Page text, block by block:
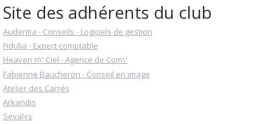
Site des adhérents du club
Audentia - Conseils - Logiciels de gestion
Fidulia - Expert-comptable
Heaven n\' Ciel - Agence de Com\'
Fabienne Baucheron - Conseil en image
Atelier des Carrés
Arkandis
Sevalys